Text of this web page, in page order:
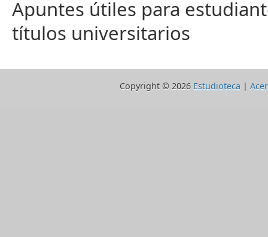
Apuntes útiles para
títulos universitarios
Copyright © 2026 Estudioteca |